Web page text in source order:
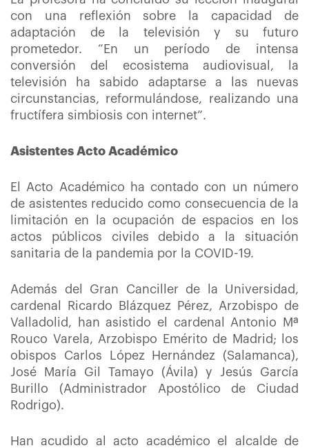
con una reflexión sobre la capacidad de
adaptación de la televisión y su futuro
prometedor. “En un período de intensa
conversión del ecosistema audiovisual, la
televisión ha sabido adaptarse a las nuevas
circunstancias, reformulándose, realizando una
fructífera simbiosis con internet”.
Asistentes Acto Académico
El Acto Académico ha contado con un número
de asistentes reducido como consecuencia de la
limitación en la ocupación de espacios en los
actos públicos civiles debido a la situación
sanitaria de la pandemia por la COVID-19.
Además del Gran Canciller de la Universidad,
cardenal Ricardo Blázquez Pérez, Arzobispo de
Valladolid, han asistido el cardenal Antonio Mª
Rouco Varela, Arzobispo Emérito de Madrid; los
obispos Carlos López Hernández (Salamanca),
José María Gil Tamayo (Ávila) y Jesús García
Burillo (Administrador Apostólico de Ciudad
Rodrigo).
Han acudido al acto académico el alcalde de